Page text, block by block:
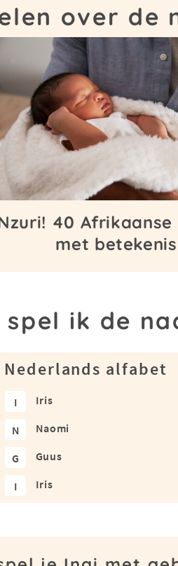
over de
40 Afrikaanse
met betekenis
spel ik de
Nederlands alfabet
I Iris
N Naomi
G Guus
I Iris